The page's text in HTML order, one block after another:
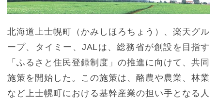
北海道上士幌町（かみしほろちょう）、楽天グル
ープ、タイミー、JALは、総務省が創設を目指す
「ふるさと住民登録制度」の推進に向けて、共同
施策を開始した。この施策は、酪農や農業、林業
など上士幌町における基幹産業の担い手となる人